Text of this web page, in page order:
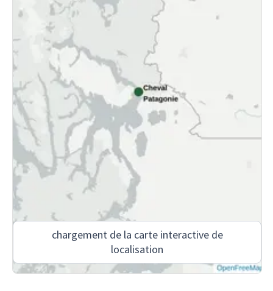
chargement de la carte interactive de
localisation